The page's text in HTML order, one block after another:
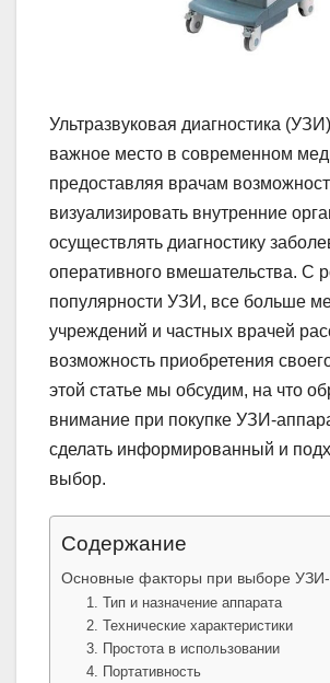
Ультразвуковая диагностика
важное место в современном
предоставляя врачам
визуализировать внутренние
осуществлять диагностику
оперативного вмешательства. С
популярности УЗИ, все больше
учреждений и частных врачей
возможность приобретения
этой статье мы обсудим, на что
внимание при покупке УЗИ-
сделать информированный и
выбор.
Содержание
Основные факторы при выборе УЗИ-
1. Тип и назначение аппарата
2. Технические характеристики
3. Простота в использовании
4. Портативность